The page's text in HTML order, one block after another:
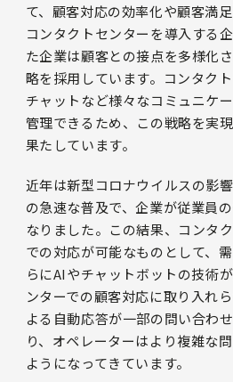
て、顧客対応の効率化や顧客満
コンタクトセンターを導入する
た企業は顧客との接点を多様化
略を採用しています。コンタク
チャットなど様々なコミュニケ
管理できるため、この戦略を実
果たしています。
近年は新型コロナウイルスの影
の急速な普及で、企業が従業員
なりました。この結果、コンタ
での対応が可能なものとして、
らにAIやチャットボットの技術
ンターでの顧客対応に取り入れ
よる自動応答が一部の問い合わ
り、オペレーターはより複雑な
ようになってきています。